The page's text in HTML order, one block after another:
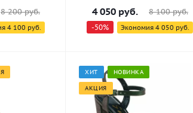
8 200руб.
4 100 руб.
4 050 руб. 8 100руб.
-50% Экономия 4 050 руб.
ХИТ НОВИНКА
АКЦИЯ